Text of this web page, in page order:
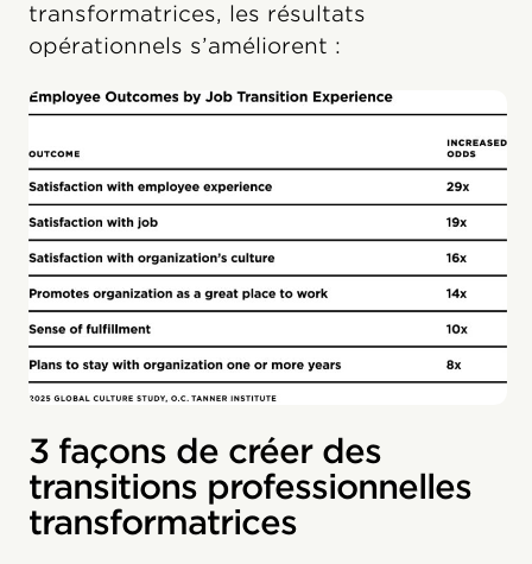
transformatrices, les résultats
opérationnels s’améliorent :
3 façons de créer des
transitions professionnelles
transformatrices